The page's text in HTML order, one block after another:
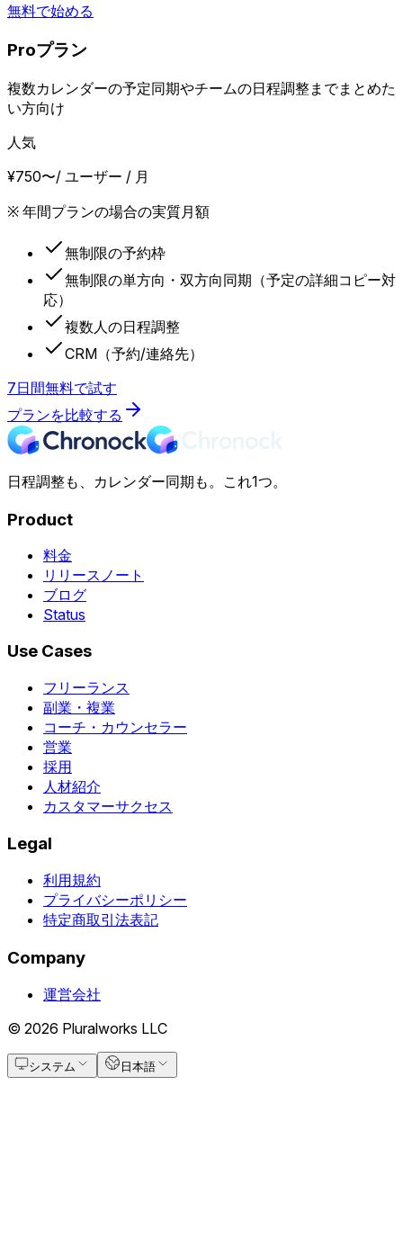
無料で始める
Proプラン
複数カレンダーの予定同期やチームの日程調整までまとめた
い方向け
人気
¥750〜/ ユーザー / 月
※ 年間プランの場合の実質月額
無制限の予約枠
無制限の単方向・双方向同期（予定の詳細コピー対
応）
複数人の日程調整
CRM（予約/連絡先）
7日間無料で試す
プランを比較する
日程調整も、カレンダー同期も。これ1つ。
Product
料金
リリースノート
ブログ
Status
Use Cases
フリーランス
副業・複業
コーチ・カウンセラー
営業
採用
人材紹介
カスタマーサクセス
Legal
利用規約
プライバシーポリシー
特定商取引法表記
Company
運営会社
© 2026 Pluralworks LLC
システム 日本語